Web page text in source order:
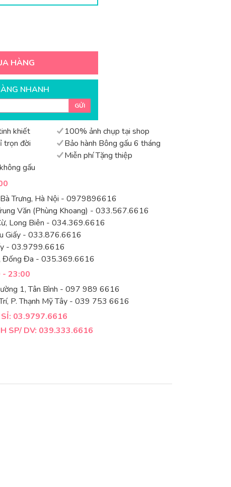
HÀNG
NHANH
GỬI
khiết
100% ảnh chụp tại shop
trọn đời
Bảo hành Bông gấu 6 tháng
Miễn phí Tặng thiệp
gấu
Trưng, Hà Nội - 0979896616
Văn (Phùng Khoang) - 033.567.6616
Long Biên - 034.369.6616
Giấy - 033.876.6616
- 03.9799.6616
Đống Đa - 035.369.6616
- 23:00
1, Tân Bình - 097 989 6616
P. Thạnh Mỹ Tây - 039 753 6616
03.9797.6616
SP/ DV: 039.333.6616